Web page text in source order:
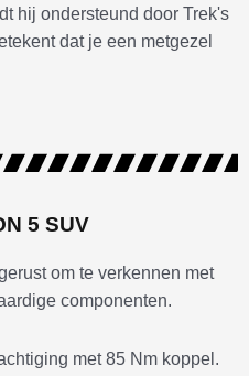
hij ondersteund door Trek's
dat je een metgezel
5 SUV
om te verkennen met
componenten.
met 85 Nm koppel.